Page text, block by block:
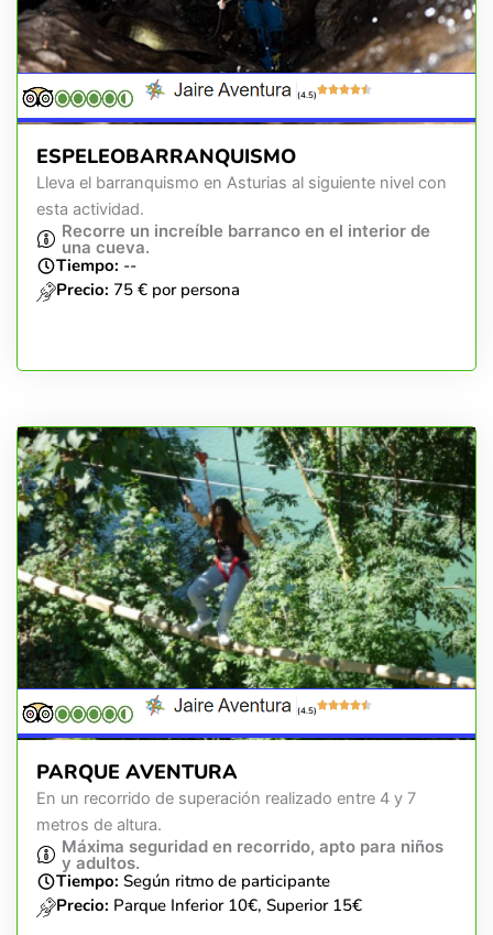
(4.5)
ESPELEOBARRANQUISMO
Lleva el barranquismo en Asturias al siguiente nivel con
esta actividad.
Recorre un increíble barranco en el interior de
una cueva.
Tiempo: --
Precio: 75 € por persona
(4.5)
PARQUE AVENTURA
En un recorrido de superación realizado entre 4 y 7
metros de altura.
Máxima seguridad en recorrido, apto para niños
y adultos.
Tiempo: Según ritmo de participante
Precio: Parque Inferior 10€, Superior 15€